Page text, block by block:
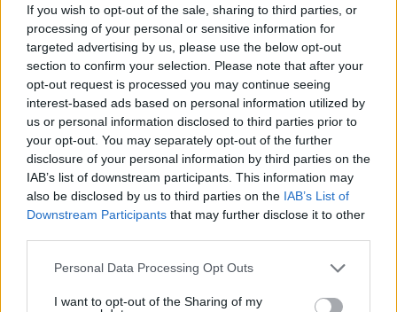
If you wish to opt-out of the sale, sharing to third parties, or
processing of your personal or sensitive information for
targeted advertising by us, please use the below opt-out
section to confirm your selection. Please note that after your
opt-out request is processed you may continue seeing
interest-based ads based on personal information utilized by
us or personal information disclosed to third parties prior to
your opt-out. You may separately opt-out of the further
disclosure of your personal information by third parties on the
IAB’s list of downstream participants. This information may
also be disclosed by us to third parties on the IAB’s List of
Downstream Participants that may further disclose it to other
Please note that this website/app uses one or more Google
not limited to your visit or usage behaviour. You may click to
Personal Data Processing Opt Outs
I want to opt-out of the Sharing of my